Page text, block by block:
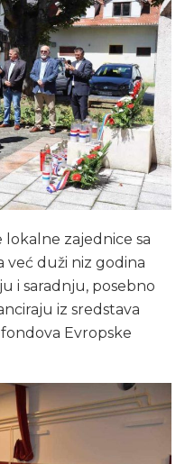
zajednice sa
već duži niz godina
i saradnju, posebno
iz sredstava
Evropske